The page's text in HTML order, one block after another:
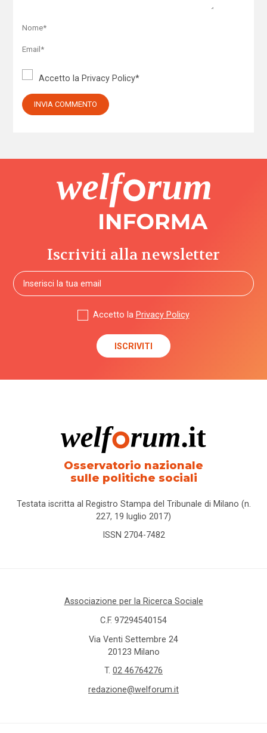
Accetto la Privacy Policy*
Iscriviti alla newsletter
Accetto la Privacy Policy
Osservatorio nazionale
sulle politiche sociali
Testata iscritta al Registro Stampa del Tribunale di Milano (n.
227, 19 luglio 2017)
ISSN 2704-7482
Associazione per la Ricerca Sociale
C.F. 97294540154
Via Venti Settembre 24
20123 Milano
T. 02 46764276
redazione@welforum.it